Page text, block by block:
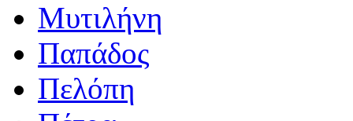
Μυτιλήνη
Παπάδος
Πελόπη